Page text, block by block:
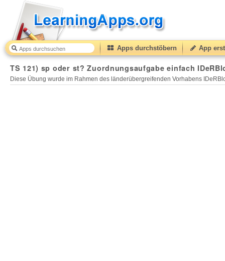
Apps durchstöbern App
TS 121) sp oder st? Zuordnungsaufgabe einfach
Diese Übung wurde im Rahmen des länderübergreifenden Vorhabens